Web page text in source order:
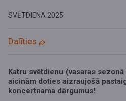
SVĒTDIENA 2025
Dalīties
Katru svētdienu (vasaras
aicinām doties aizraujošā
koncertnama dārgumus!